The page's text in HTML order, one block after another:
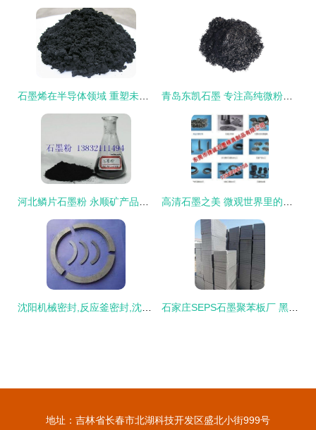
地址：吉林省长春市北湖科技开发区盛北小街999号